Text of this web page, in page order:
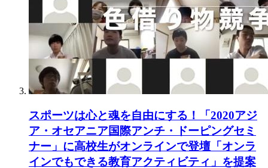
スポーツは心と魂を自由にする！「2020アジ
ア・オセアニア国際アンチ・ドーピングセミ
ナー」に高校生がオンラインで登壇「オンラ
インでもできる教育アクティビティ」を提案